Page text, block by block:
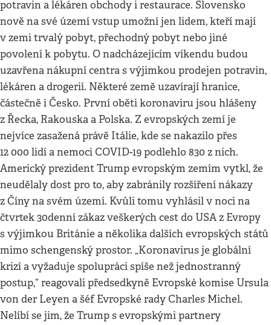
potravin a lékáren obchody i restaurace. Slovensko
nově na své území vstup umožní jen lidem, kteří mají
v zemi trvalý pobyt, přechodný pobyt nebo jiné
povolení k pobytu. O nadcházejícím víkendu budou
uzavřena nákupní centra s výjimkou prodejen potravin,
lékáren a drogerií. Některé země uzavírají hranice,
částečně i Česko. První oběti koronaviru jsou hlášeny
z Řecka, Rakouska a Polska. Z evropských zemí je
nejvíce zasažená právě Itálie, kde se nakazilo přes
12 000 lidí a nemoci COVID-19 podlehlo 830 z nich.
Americký prezident Trump evropským zemím vytkl, že
neudělaly dost pro to, aby zabránily rozšíření nákazy
z Číny na svém území. Kvůli tomu vyhlásil v noci na
čtvrtek 30denní zákaz veškerých cest do USA z Evropy
s výjimkou Británie a několika dalších evropských států
mimo schengenský prostor. „Koronavirus je globální
krizí a vyžaduje spolupráci spíše než jednostranný
postup,“ reagovali předsedkyně Evropské komise Ursula
von der Leyen a šéf Evropské rady Charles Michel.
Nelíbí se jim, že Trump s evropskými partnery